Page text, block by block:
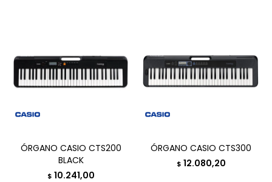
ÓRGANO CASIO CTS200
BLACK
$ 10.241,00
ÓRGANO CASIO CTS300
$ 12.080,20